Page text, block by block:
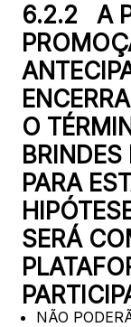
6.2.2 A
O
PARA
SERÁ
NÃO